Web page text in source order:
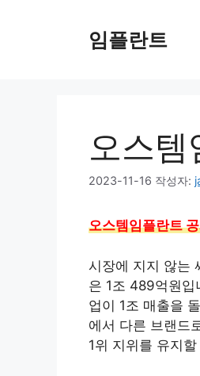
임플란트
오스템
2023-11-16 작성자:
오스템임플란트
시장에 지지 않는
은 1조 489억원입
업이 1조 매출을
에서 다른 브랜드
1위 지위를 유지